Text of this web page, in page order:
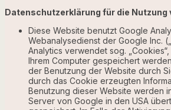
Datenschutzerklärung für die Nutzung
Diese Website benutzt Google
Webanalysedienst der Google Inc.
Analytics verwendet sog.
Ihrem Computer gespeichert
der Benutzung der Website durch
durch das Cookie erzeugten
Benutzung dieser Website werden
Server von Google in den USA